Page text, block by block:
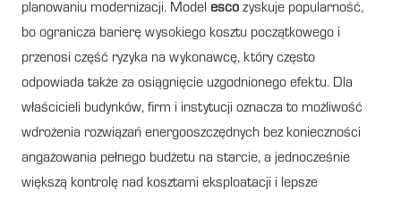
planowaniu modernizacji. Model esco zyskuje popularność,
bo ogranicza barierę wysokiego kosztu początkowego i
przenosi część ryzyka na wykonawcę, który często
odpowiada także za osiągnięcie uzgodnionego efektu. Dla
właścicieli budynków, firm i instytucji oznacza to możliwość
wdrożenia rozwiązań energooszczędnych bez konieczności
angażowania pełnego budżetu na starcie, a jednocześnie
większą kontrolę nad kosztami eksploatacji i lepsze